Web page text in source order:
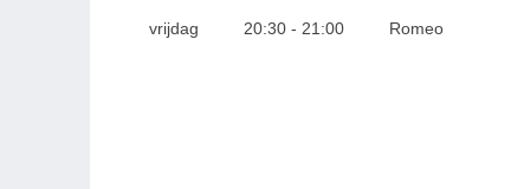
vrijdag 20:30 - 21:00 Romeo